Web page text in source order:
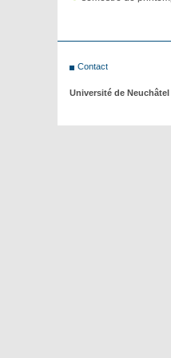
Contact
Université de Neuchâtel